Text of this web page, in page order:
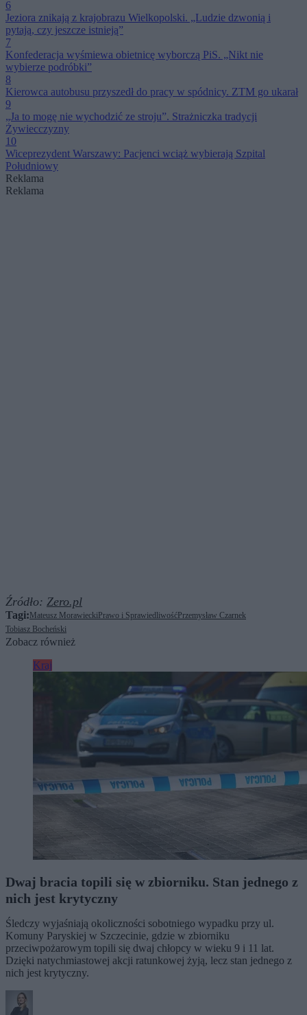
6
Jeziora znikają z krajobrazu Wielkopolski. „Ludzie dzwonią i
pytają, czy jeszcze istnieją”
7
Konfederacja wyśmiewa obietnicę wyborczą PiS. „Nikt nie
wybierze podróbki”
8
Kierowca autobusu przyszedł do pracy w spódnicy. ZTM go ukarał
9
„Ja to mogę nie wychodzić ze stroju”. Strażniczka tradycji
Żywiecczyzny
10
Wiceprezydent Warszawy: Pacjenci wciąż wybierają Szpital
Południowy
Reklama
Reklama
Źródło: Zero.pl
Tagi: Mateusz Morawiecki Prawo i Sprawiedliwość Przemysław Czarnek
Tobiasz Bocheński
Zobacz również
Kraj
Dwaj bracia topili się w zbiorniku. Stan jednego z
nich jest krytyczny
Śledczy wyjaśniają okoliczności sobotniego wypadku przy ul.
Komuny Paryskiej w Szczecinie, gdzie w zbiorniku
przeciwpożarowym topili się dwaj chłopcy w wieku 9 i 11 lat.
Dzięki natychmiastowej akcji ratunkowej żyją, lecz stan jednego z
nich jest krytyczny.